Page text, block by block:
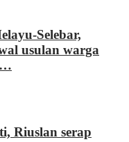
Selebar,
usulan warga
Riuslan serap